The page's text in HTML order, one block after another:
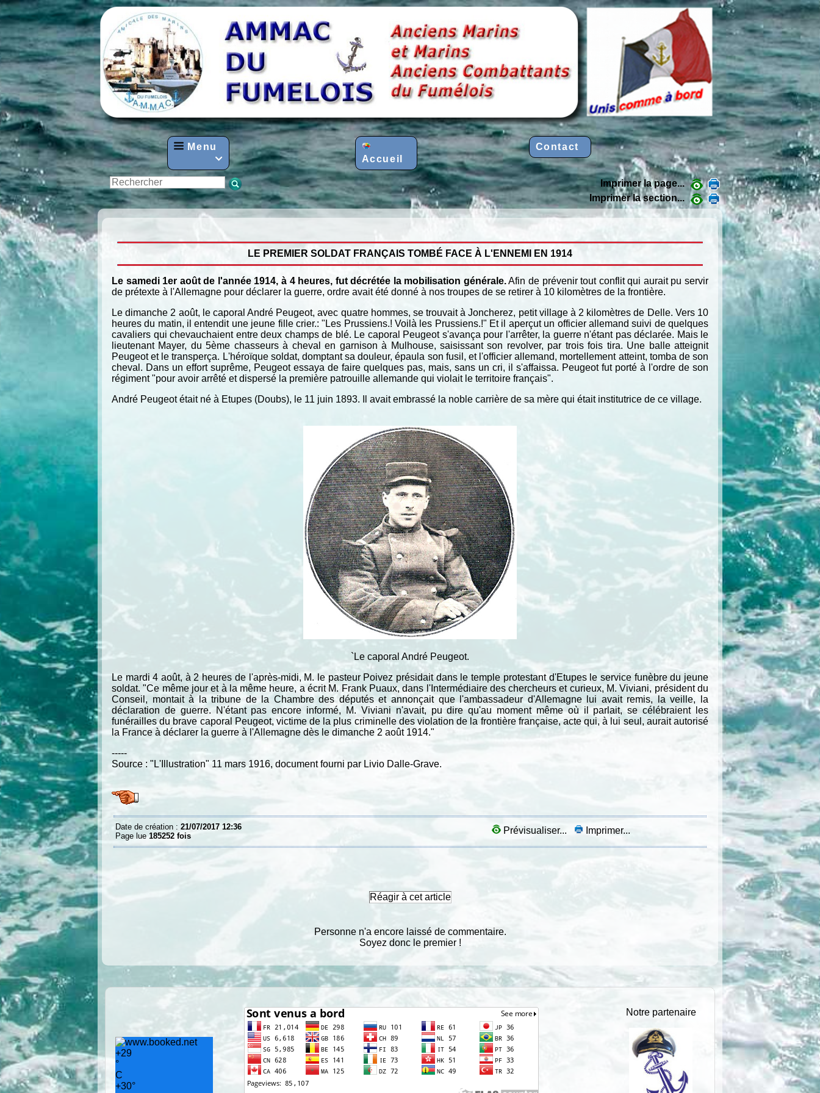
Menu
 Accueil
Contact
Imprimer la page...
Imprimer la section...
LE PREMIER SOLDAT FRANÇAIS TOMBÉ FACE À L'ENNEMI EN 1914
Le samedi 1er août de l'année 1914, à 4 heures, fut décrétée la mobilisation générale.Afin de prévenir tout conflit qui aurait pu servir
de prétexte à l'Allemagne pour déclarer la guerre, ordre avait été donné à nos troupes de se retirer à 10 kilomètres de la frontière.
Le dimanche 2 août, le caporal André Peugeot, avec quatre hommes, se trouvait à Joncherez, petit village à 2 kilomètres de Delle. Vers 10
heures du matin, il entendit une jeune fille crier.: "Les Prussiens.! Voilà les Prussiens.!" Et il aperçut un officier allemand suivi de quelques
cavaliers qui chevauchaient entre deux champs de blé. Le caporal Peugeot s'avança pour l'arrêter, la guerre n'étant pas déclarée. Mais le
lieutenant Mayer, du 5ème chasseurs à cheval en garnison à Mulhouse, saisissant son revolver, par trois fois tira. Une balle atteignit
Peugeot et le transperça. L'héroïque soldat, domptant sa douleur, épaula son fusil, et l'officier allemand, mortellement atteint, tomba de son
cheval. Dans un effort suprême, Peugeot essaya de faire quelques pas, mais, sans un cri, il s'affaissa. Peugeot fut porté à l'ordre de son
régiment "pour avoir arrêté et dispersé la première patrouille allemande qui violait le territoire français".
André Peugeot était né à Etupes (Doubs), le 11 juin 1893. Il avait embrassé la noble carrière de sa mère qui était institutrice de ce village.
`Le caporal André Peugeot.
Le mardi 4 août, à 2 heures de l'après-midi, M. le pasteur Poivez présidait dans le temple protestant d'Etupes le service funèbre du jeune
soldat. "Ce même jour et à la même heure, a écrit M. Frank Puaux, dans l'Intermédiaire des chercheurs et curieux, M. Viviani, président du
Conseil, montait à la tribune de la Chambre des députés et annonçait que l'ambassadeur d'Allemagne lui avait remis, la veille, la
déclaration de guerre. N'étant pas encore informé, M. Viviani n'avait, pu dire qu'au moment même où il parlait, se célébraient les
funérailles du brave caporal Peugeot, victime de la plus criminelle des violation de la frontière française, acte qui, à lui seul, aurait autorisé
la France à déclarer la guerre à l'Allemagne dès le dimanche 2 août 1914."
-----
Source : "L'Illustration" 11 mars 1916, document fourni par Livio Dalle-Grave.
Date de création : 21/07/2017 12:36
Page lue 185252 fois
Prévisualiser... Imprimer...
Réagir à cet article
Personne n'a encore laissé de commentaire.
Soyez donc le premier !
+29
°
C
+30°
Notre partenaire